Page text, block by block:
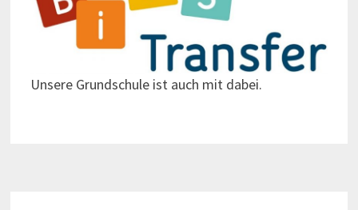
Unsere Grundschule ist auch mit dabei.